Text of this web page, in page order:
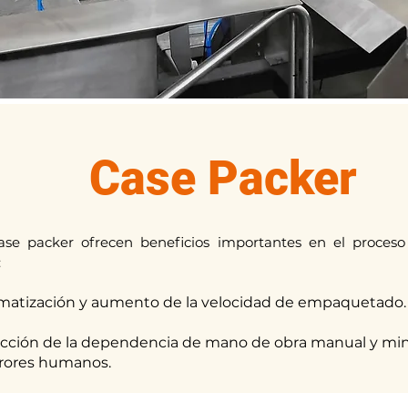
Case Packer
packer ofrecen beneficios importantes en el
y aumento de la velocidad de empaquetado.
de la dependencia de mano de obra manual y
humanos.